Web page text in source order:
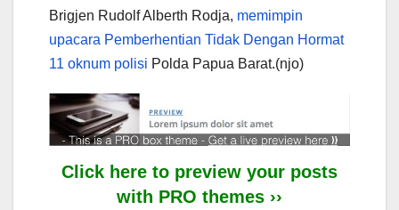
Brigjen Rudolf Alberth Rodja, memimpin
upacara Pemberhentian Tidak Dengan Hormat
11 oknum polisi Polda Papua Barat.(njo)
Click here to preview your posts
with PRO themes ››